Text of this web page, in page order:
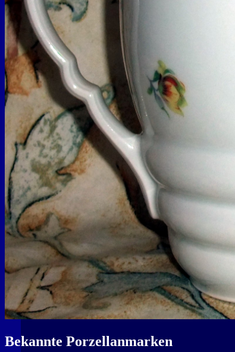
Bekannte Porzellanmarken